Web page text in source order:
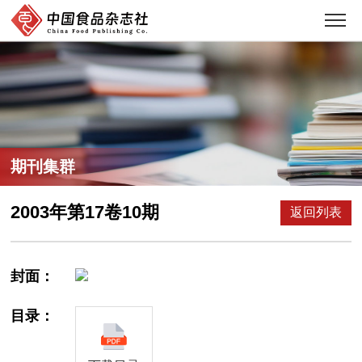
期刊集群
2003年第17卷10期 返回列表
封面：
目录：